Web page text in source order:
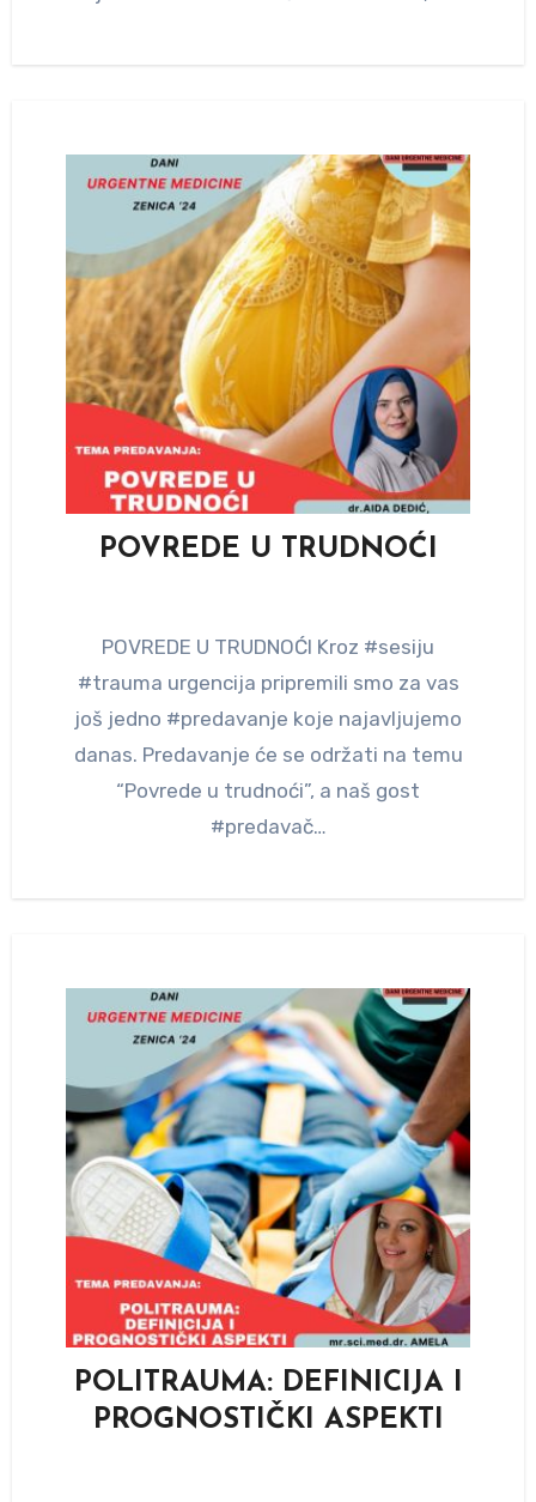
POVREDE U TRUDNOĆI
POVREDE U TRUDNOĆI Kroz #sesiju
#trauma urgencija pripremili smo za vas
još jedno #predavanje koje najavljujemo
danas. Predavanje će se održati na temu
“Povrede u trudnoći”, a naš gost
#predavač…
POLITRAUMA: DEFINICIJA I
PROGNOSTIČKI ASPEKTI